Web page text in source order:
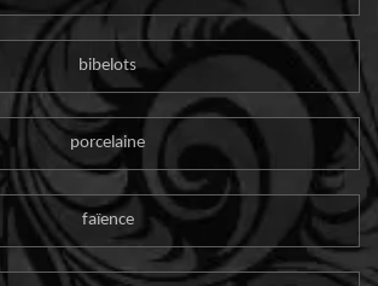
bibelots
porcelaine
faïence